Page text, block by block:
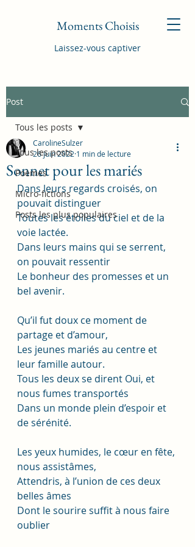
Moments Choisis
Laissez-vous captiver
Post
Tous les posts
Poèmes
Micro-fictions
Posts les plus populaires
Tous les posts
Sonnet pour les mariés
CarolineSulzer
26 juin 2022 1 min de lecture
Dans leurs regards croisés, on
pouvait distinguer
Toutes les étoiles du ciel et de la
voie lactée.
Dans leurs mains qui se serrent,
on pouvait ressentir
Le bonheur des promesses et un
bel avenir.
Qu’il fut doux ce moment de
partage et d’amour,
Les jeunes mariés au centre et
leur famille autour.
Tous les deux se dirent Oui, et
nous fumes transportés
Dans un monde plein d’espoir et
de sérénité.
Les yeux humides, le cœur en fête,
nous assistâmes,
Attendris, à l’union de ces deux
belles âmes
Dont le sourire suffit à nous faire
oublier